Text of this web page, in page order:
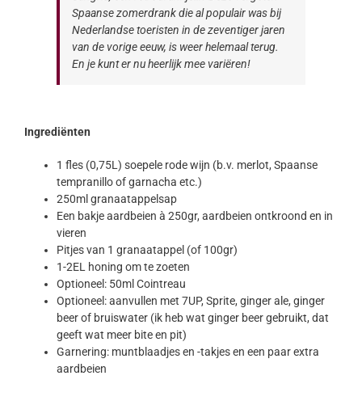
Spaanse zomerdrank die al populair was bij
Nederlandse toeristen in de zeventiger jaren
van de vorige eeuw, is weer helemaal terug.
En je kunt er nu heerlijk mee variëren!
Ingrediënten
1 fles (0,75L) soepele rode wijn (b.v. merlot, Spaanse
tempranillo of garnacha etc.)
250ml granaatappelsap
Een bakje aardbeien à 250gr, aardbeien ontkroond en in
vieren
Pitjes van 1 granaatappel (of 100gr)
1-2EL honing om te zoeten
Optioneel: 50ml Cointreau
Optioneel: aanvullen met 7UP, Sprite, ginger ale, ginger
beer of bruiswater (ik heb wat ginger beer gebruikt, dat
geeft wat meer bite en pit)
Garnering: muntblaadjes en -takjes en een paar extra
aardbeien